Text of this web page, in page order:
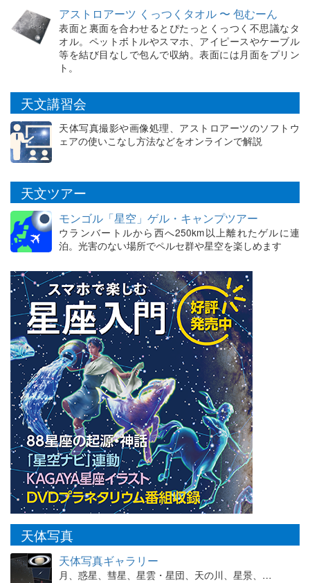
アストロアーツ くっつくタオル 〜 包むーん
表面と裏面を合わせるとぴたっとくっつく不思議なタ
オル。ペットボトルやスマホ、アイピースやケーブル
等を結び目なしで包んで収納。表面には月面をプリン
ト。
天文講習会
天体写真撮影や画像処理、アストロアーツのソフトウ
ェアの使いこなし方法などをオンラインで解説
天文ツアー
モンゴル「星空」ゲル・キャンプツアー
ウランバートルから西へ250km以上離れたゲルに連
泊。光害のない場所でペルセ群や星空を楽しめます
天体写真
天体写真ギャラリー
月、惑星、彗星、星雲・星団、天の川、星景、…